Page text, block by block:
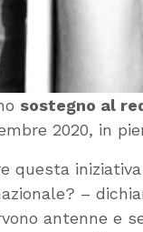
sostegno al
2020, in
questa
–
antenne e